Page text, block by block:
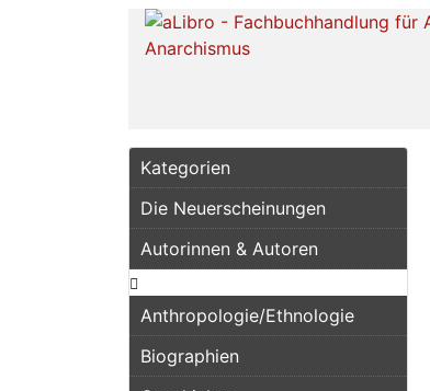
Kategorien
Die Neuerscheinungen
Autorinnen & Autoren
Anthropologie/Ethnologie
Biographien